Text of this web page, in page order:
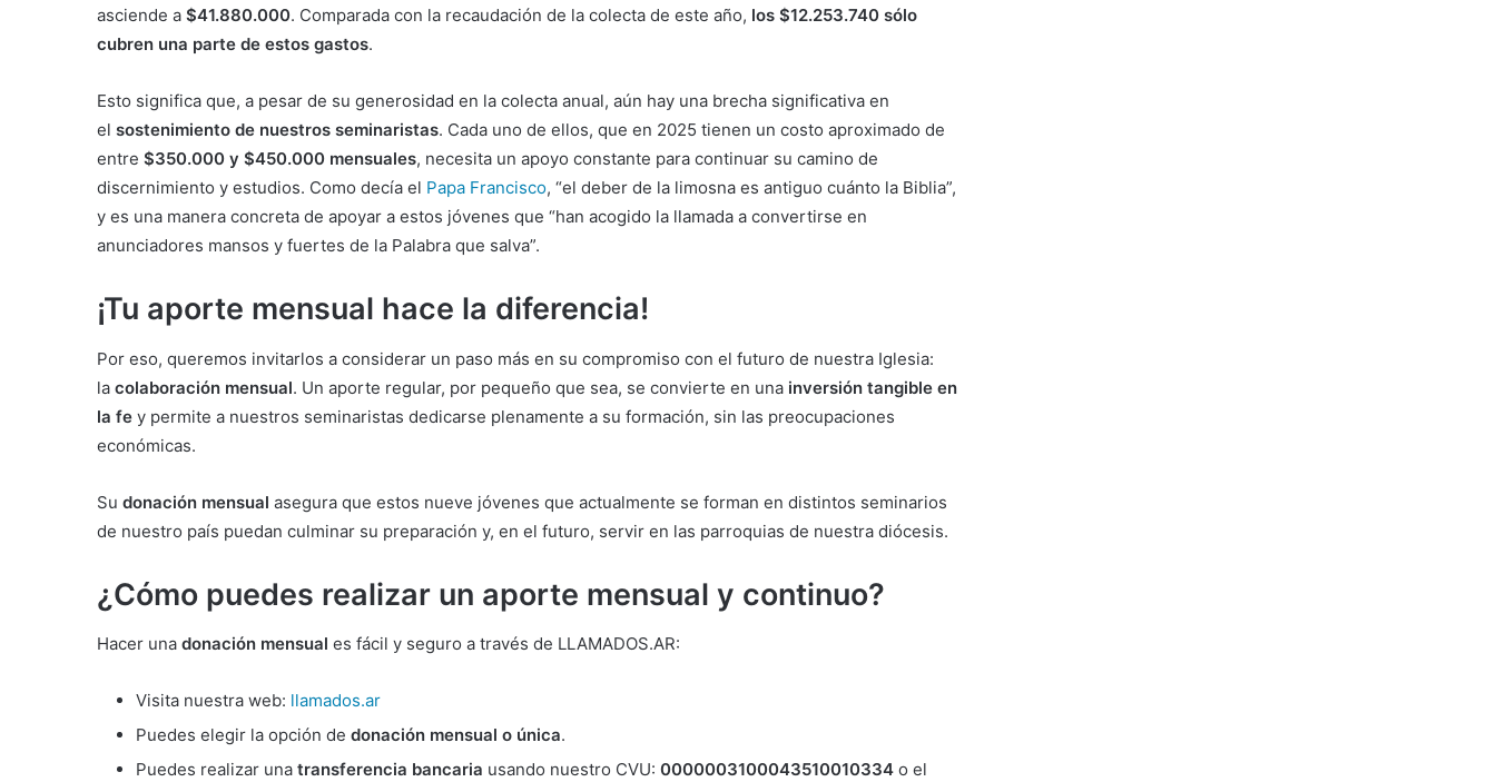
asciende a $41.880.000. Comparada con la recaudación de la colecta de este año, los $12.253.740 sólo
cubren una parte de estos gastos.
Esto significa que, a pesar de su generosidad en la colecta anual, aún hay una brecha significativa en
el sostenimiento de nuestros seminaristas. Cada uno de ellos, que en 2025 tienen un costo aproximado de
entre $350.000 y $450.000 mensuales, necesita un apoyo constante para continuar su camino de
discernimiento y estudios. Como decía el Papa Francisco, “el deber de la limosna es antiguo cuánto la Biblia”,
y es una manera concreta de apoyar a estos jóvenes que “han acogido la llamada a convertirse en
anunciadores mansos y fuertes de la Palabra que salva”.
¡Tu aporte mensual hace la diferencia!
Por eso, queremos invitarlos a considerar un paso más en su compromiso con el futuro de nuestra Iglesia:
la colaboración mensual. Un aporte regular, por pequeño que sea, se convierte en una inversión tangible en
la fe y permite a nuestros seminaristas dedicarse plenamente a su formación, sin las preocupaciones
económicas.
Su donación mensual asegura que estos nueve jóvenes que actualmente se forman en distintos seminarios
de nuestro país puedan culminar su preparación y, en el futuro, servir en las parroquias de nuestra diócesis.
¿Cómo puedes realizar un aporte mensual y continuo?
Hacer una donación mensual es fácil y seguro a través de LLAMADOS.AR:
Visita nuestra web: llamados.ar
Puedes elegir la opción de donación mensual o única.
Puedes realizar una transferencia bancaria usando nuestro CVU: 0000003100043510010334 o el